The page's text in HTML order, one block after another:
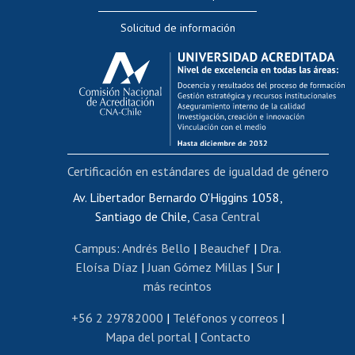
Evaluación docente
Calificación académica
Postulación al AUCAI
Funcionarias/os
Cursos internos de capacitación
Bienestar del personal
Portal de movilidad interna
Certificado de renta
Certificado de renta honorarios
Editar páginas blancas
Extranjeras/os
Revalidación y reconocimiento de títulos
Postulación al Programa de Movilidad Estudiantil
Solicitud de información
Av. Libertador Bernardo O'Higgins 1058,
Santiago de Chile, Casa Central
Campus: Andrés Bello | Beauchef| Dra.
Eloísa Díaz |Juan Gómez Millas | Sur |
más recintos
+56 2 29782000 | Teléfonos y correos |
Mapa del portal| Contacto
Certificación en estándares de igualdad de género